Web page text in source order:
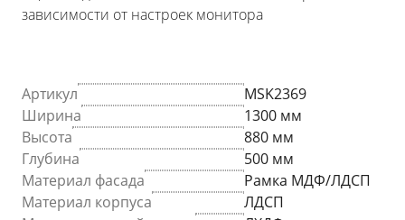
зависимости от настроек монитора
Артикул
MSK2369
Ширина
1300 мм
Высота
880 мм
Глубина
500 мм
Материал фасада
Рамка МДФ/ЛДСП
Материал корпуса
ЛДСП